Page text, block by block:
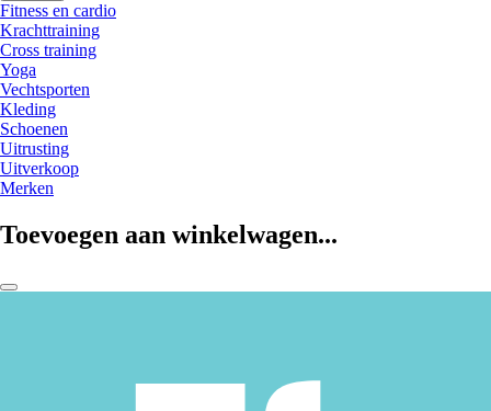
Fitness en cardio
Krachttraining
Cross training
Yoga
Vechtsporten
Kleding
Schoenen
Uitrusting
Uitverkoop
Merken
Toevoegen aan winkelwagen...